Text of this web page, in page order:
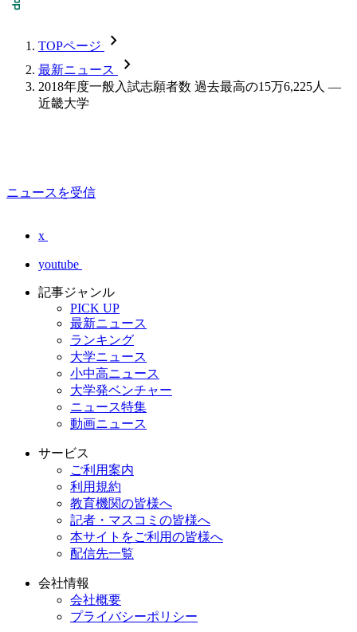
TOPページ chevron_forward
最新ニュース chevron_forward
2018年度一般入試志願者数 過去最高の15万6,225人 —
近畿大学
ニュースを受信
x
youtube
記事ジャンル
PICK UP
最新ニュース
ランキング
大学ニュース
小中高ニュース
大学発ベンチャー
ニュース特集
動画ニュース
サービス
ご利用案内
利用規約
教育機関の皆様へ
記者・マスコミの皆様へ
本サイトをご利用の皆様へ
配信先一覧
会社情報
会社概要
プライバシーポリシー